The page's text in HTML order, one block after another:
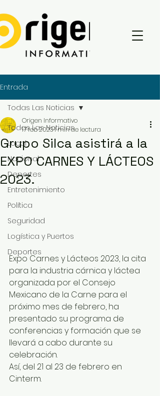
Entrada
Todas Las Noticias
Local
Nacional
Deportes
Entretenimiento
Política
Seguridad
Logística y Puertos
Deportes
Todas Las Noticias
Grupo Silca asistirá a la
EXPO CARNES Y LÁCTEOS
2023.
Origen Informativo
17 feb 20231 min de lectura
Expo Carnes y Lácteos 2023, la cita
para la industria cárnica y láctea
organizada por el Consejo
Mexicano de la Carne para el
próximo mes de febrero, ha
presentado su programa de
conferencias y formación que se
llevará a cabo durante su
celebración.
Así, del 21 al 23 de febrero en
Cinterm.